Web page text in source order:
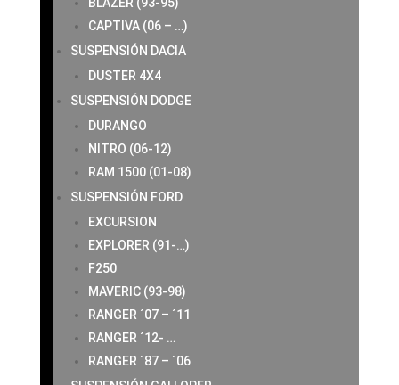
CAPTIVA (06 – …)
SUSPENSIÓN DACIA
DUSTER 4X4
SUSPENSIÓN DODGE
DURANGO
NITRO (06-12)
RAM 1500 (01-08)
SUSPENSIÓN FORD
EXCURSION
EXPLORER (91-…)
F250
MAVERIC (93-98)
RANGER ´07 – ´11
RANGER ´12- …
RANGER ´87 – ´06